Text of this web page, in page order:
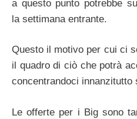
a questo punto potrebbe
la settimana entrante.
Questo il motivo per cui ci
il quadro di ciò che potrà
concentrandoci innanzitutto
Le offerte per i Big sono